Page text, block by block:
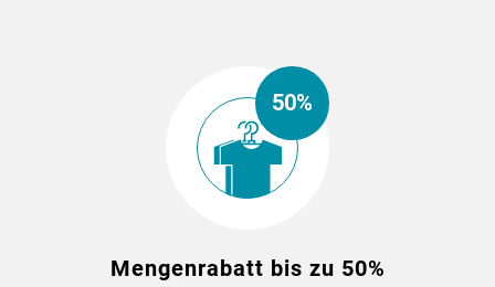
50%
Mengenrabatt bis zu 50%